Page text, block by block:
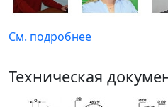
См. подробнее
Техническая